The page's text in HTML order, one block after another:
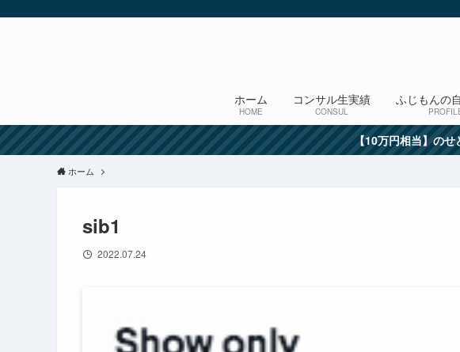
ホーム
HOME
コンサル生実績
CONSUL
ふじもんの
【10万円相当】のせ
ホーム
sib1
2022.07.24